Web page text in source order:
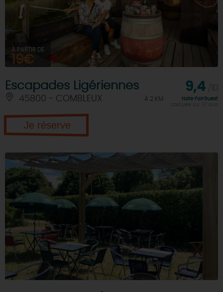
À PARTIR DE
19€
Escapades Ligériennes
45800 - COMBLEUX À 2 KM
9,4
Note FairGuest
Je réserve